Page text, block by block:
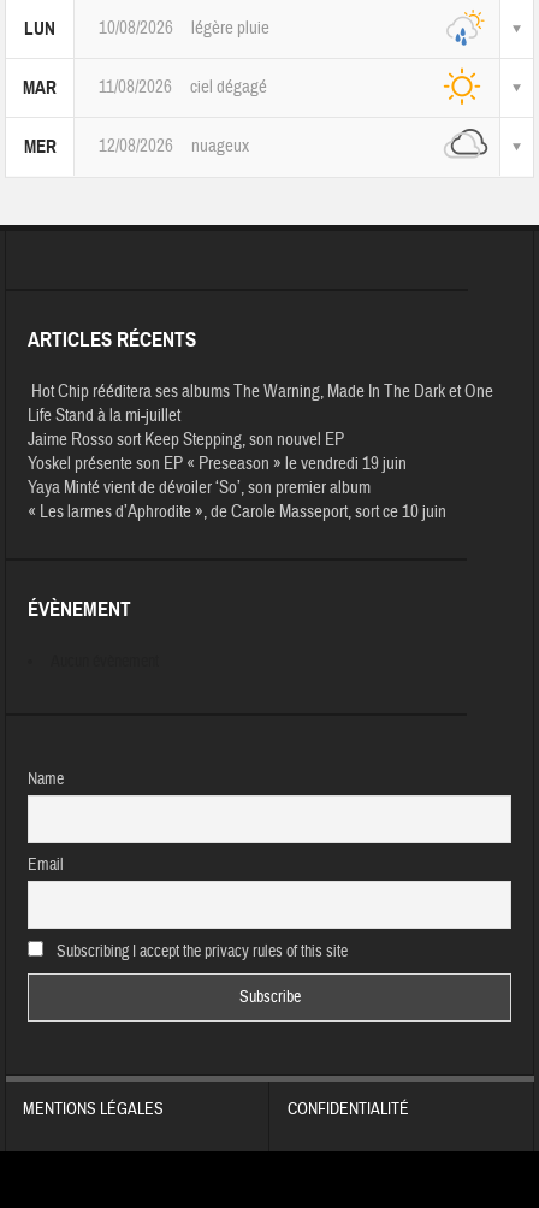
LUN 10/08/2026 légère pluie
MAR 11/08/2026 ciel dégagé
MER 12/08/2026 nuageux
ARTICLES RÉCENTS
Hot Chip rééditera ses albums The Warning, Made In The Dark et One
Life Stand à la mi-juillet
Jaime Rosso sort Keep Stepping, son nouvel EP
Yoskel présente son EP « Preseason » le vendredi 19 juin
Yaya Minté vient de dévoiler ‘So’, son premier album
« Les larmes d’Aphrodite », de Carole Masseport, sort ce 10 juin
ÉVÈNEMENT
Name
Email
Subscribing I accept the privacy rules of this site
MENTIONS LÉGALES CONFIDENTIALITÉ